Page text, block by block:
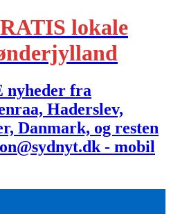
lokale
nyheder fra
Haderslev,
Danmark, og resten
- mobil